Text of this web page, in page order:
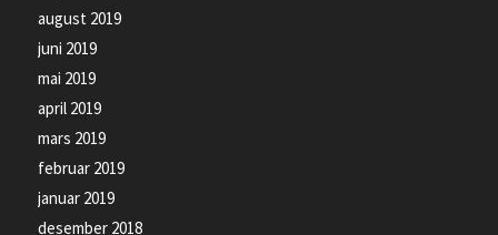
august 2019
juni 2019
mai 2019
april 2019
mars 2019
februar 2019
januar 2019
desember 2018